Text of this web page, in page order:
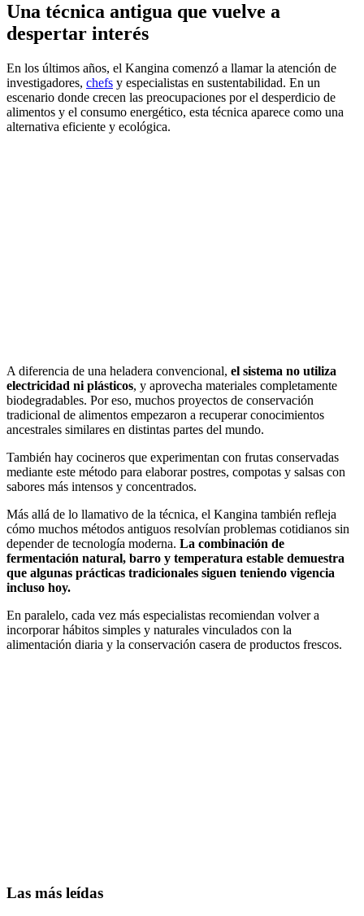
Una técnica antigua que vuelve a
despertar interés
En los últimos años, el Kangina comenzó a llamar la atención de
investigadores, chefs y especialistas en sustentabilidad. En un
escenario donde crecen las preocupaciones por el desperdicio de
alimentos y el consumo energético, esta técnica aparece como una
alternativa eficiente y ecológica.
A diferencia de una heladera convencional, el sistema no utiliza
electricidad ni plásticos, y aprovecha materiales completamente
biodegradables. Por eso, muchos proyectos de conservación
tradicional de alimentos empezaron a recuperar conocimientos
ancestrales similares en distintas partes del mundo.
También hay cocineros que experimentan con frutas conservadas
mediante este método para elaborar postres, compotas y salsas con
sabores más intensos y concentrados.
Más allá de lo llamativo de la técnica, el Kangina también refleja
cómo muchos métodos antiguos resolvían problemas cotidianos sin
depender de tecnología moderna. La combinación de
fermentación natural, barro y temperatura estable demuestra
que algunas prácticas tradicionales siguen teniendo vigencia
incluso hoy.
En paralelo, cada vez más especialistas recomiendan volver a
incorporar hábitos simples y naturales vinculados con la
alimentación diaria y la conservación casera de productos frescos.
Las más leídas